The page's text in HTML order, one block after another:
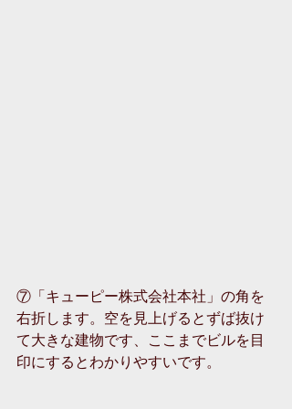
⑦「キューピー株式会社本社」の角を
右折します。空を見上げるとずば抜け
て大きな建物です、ここまでビルを目
印にするとわかりやすいです。